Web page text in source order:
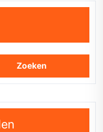
Zoeken